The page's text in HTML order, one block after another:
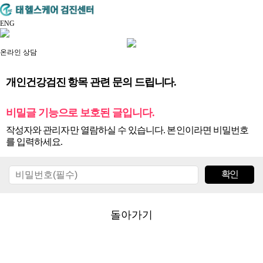
ENG
온라인 상담
개인건강검진 항목 관련 문의 드립니다.
비밀글 기능으로 보호된 글입니다.
작성자와 관리자만 열람하실 수 있습니다. 본인이라면 비밀번호
를 입력하세요.
돌아가기